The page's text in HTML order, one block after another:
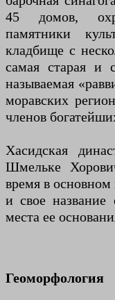
45 домов,
памятники
кладбище с
самая старая и
называемая
моравских
членов
Хасидская
Шмельке
время в
и свое
места ее
Геоморфология